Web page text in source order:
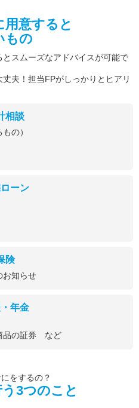
用意すると
もの
スムーズなアドバイスが可能で
夫！担当FPがしっかりとヒアリ
相談
の）
ーン
険
お知らせ
年金
品の証券 など
をするの？
3つのこと